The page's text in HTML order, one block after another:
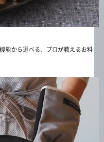
能から選べる、プロが教えるお料